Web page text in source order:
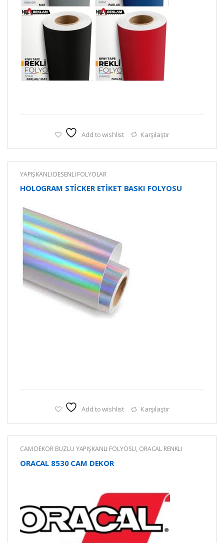
Add to wishlist Karşılaştır
YAPIŞKANLI DESENLİ FOLYOLAR
HOLOGRAM STİCKER ETİKET BASKI FOLYOSU
Add to wishlist Karşılaştır
CAM DEKOR BUZLU YAPIŞKANLI FOLYOSU, ORACAL RENKLİ
YAPIŞKANLI KESİM FOLYOLARI RENKLİ YAPIŞKANLI FOLYO
ORACAL 8530 CAM DEKOR